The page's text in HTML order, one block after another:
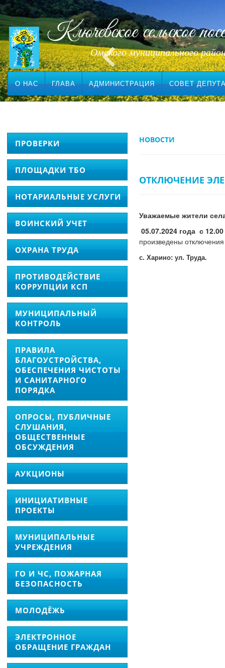
Ключевское сельское
Омского муниципального
О НАС ГЛАВА АДМИНИСТРАЦИЯ СОВЕТ
ПРОВЕРКИ
ПЛОЩАДКИ ТБО
НОТАРИАЛЬНЫЕ УСЛУГИ
ВОИНСКИЙ УЧЕТ
ОХРАНА ТРУДА
ПРОТИВОДЕЙСТВИЕ
КОРРУПЦИИ КСП
МУНИЦИПАЛЬНЫЙ
КОНТРОЛЬ
ПРАВИЛА
БЛАГОУСТРОЙСТВА,
ОБЕСПЕЧЕНИЯ ЧИСТОТЫ
И САНИТАРНОГО
ПОРЯДКА
ОПРОСЫ, ПУБЛИЧНЫЕ
СЛУШАНИЯ,
ОБЩЕСТВЕННЫЕ
ОБСУЖДЕНИЯ
АУКЦИОНЫ
ИНИЦИАТИВНЫЕ
ПРОЕКТЫ
МУНИЦИПАЛЬНЫЕ
УЧРЕЖДЕНИЯ
ГО И ЧС, ПОЖАРНАЯ
БЕЗОПАСНОСТЬ
МОЛОДЁЖЬ
ЭЛЕКТРОННОЕ
ОБРАЩЕНИЕ ГРАЖДАН
НОВОСТИ
ОТКЛЮЧЕНИЕ
Уважаемые жители
05.07.2024 года с
произведены
с. Харино: ул. Труда.